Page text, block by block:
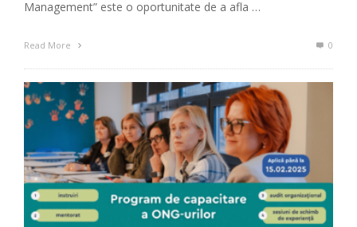
Management” este o oportunitate de a afla …
Read More 0